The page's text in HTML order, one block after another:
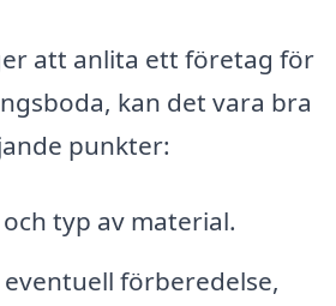
att anlita ett företag för
kan det vara bra
punkter:
och typ av material.
eventuell förberedelse,